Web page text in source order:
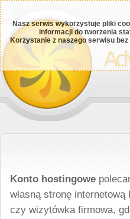
Nasz serwis wykorzystuje pliki
informacji do tworzenia
Korzystanie z naszego serwisu
Konto hostingowe
własną stronę
czy wizytówka firmowa,